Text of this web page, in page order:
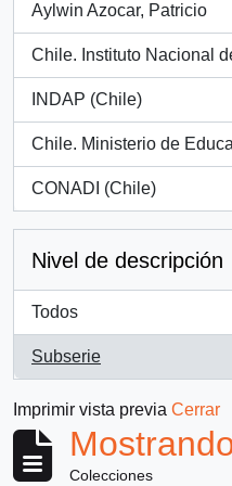
Aylwin Azocar, Patricio
, 1 resultados
Chile. Instituto Nacional
, 1 resultados
INDAP (Chile)
, 1 resultados
Chile. Ministerio de
, 1 resultados
CONADI (Chile)
, 1 resultados
Nivel de descripción
Todos
Subserie
, 67 resultados
Imprimir vista previa Cerrar
Colecciones